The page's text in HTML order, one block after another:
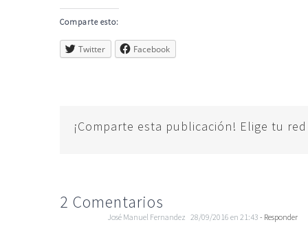
Comparte esto:
Twitter Facebook
¡Comparte esta publicación! Elige tu
2 Comentarios
José Manuel Fernandez 28/09/2016 en 21:43 - Responder